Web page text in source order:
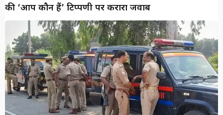
की ‘आप कौन हैं’ टिप्पणी पर करारा जवाब